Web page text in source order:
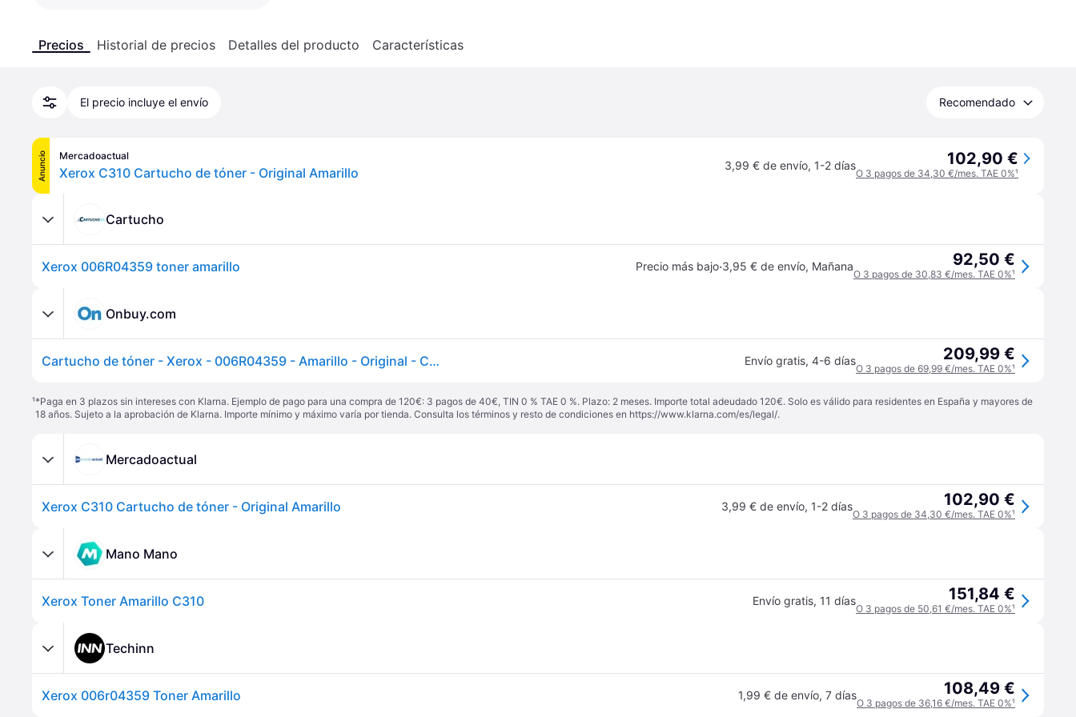
Precios Historial de precios Detalles del producto Características
El precio incluye el envío Recomendado
Anuncio Mercadoactual
Xerox C310 Cartucho de tóner - Original Amarillo 3,99 € de envío, 1-2 días 102,90 €
O 3 pagos de 34,30 €/mes. TAE 0%¹
Cartucho
Xerox 006R04359 toner amarillo Precio más bajo·3,95 € de envío, Mañana 92,50 €
O 3 pagos de 30,83 €/mes. TAE 0%¹
Onbuy.com
Cartucho de tóner - Xerox - 006R04359 - Amarillo - Original - Compatible con C310/C315 Envío gratis, 4-6 días 209,99 €
O 3 pagos de 69,99 €/mes. TAE 0%¹
¹*Paga en 3 plazos sin intereses con Klarna. Ejemplo de pago para una compra de 120€: 3 pagos de 40€, TIN 0 % TAE 0 %. Plazo: 2 meses. Importe total adeudado 120€. Solo es válido para residentes en España y mayores de
18 años. Sujeto a la aprobación de Klarna. Importe mínimo y máximo varía por tienda. Consulta los términos y resto de condiciones en https://www.klarna.com/es/legal/.
Mercadoactual
Xerox C310 Cartucho de tóner - Original Amarillo 3,99 € de envío, 1-2 días 102,90 €
O 3 pagos de 34,30 €/mes. TAE 0%¹
Mano Mano
Xerox Toner Amarillo C310 Envío gratis, 11 días 151,84 €
O 3 pagos de 50,61 €/mes. TAE 0%¹
Techinn
Xerox 006r04359 Toner Amarillo 1,99 € de envío, 7 días 108,49 €
O 3 pagos de 36,16 €/mes. TAE 0%¹